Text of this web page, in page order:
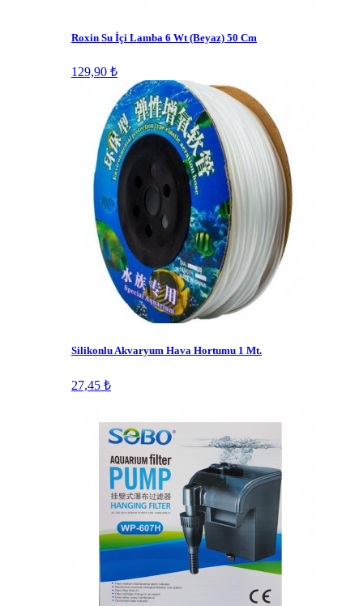
Roxin Su İçi Lamba 6 Wt (Beyaz) 50 Cm
129,90 ₺
Silikonlu Akvaryum Hava Hortumu 1 Mt.
27,45 ₺